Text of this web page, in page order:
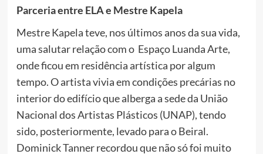
Parceria entre ELA e Mestre Kapela
Mestre Kapela teve, nos últimos anos da sua vida,
uma salutar relação com o Espaço Luanda Arte,
onde ficou em residência artística por algum
tempo. O artista vivia em condições precárias no
interior do edifício que alberga a sede da União
Nacional dos Artistas Plásticos (UNAP), tendo
sido, posteriormente, levado para o Beiral.
Dominick Tanner recordou que não só foi muito